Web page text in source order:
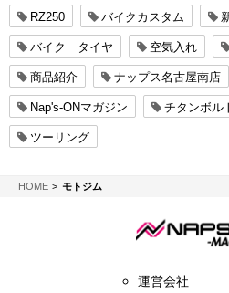
RZ250 バイクカスタム
バイク タイヤ 空気入れ
商品紹介 ナップス名古屋南店
Nap's-ONマガジン チタンボル
ツーリング
HOMENAPS-ON マガジン
モトジム
運営会社